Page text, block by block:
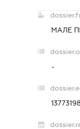
МАЛЕ
-